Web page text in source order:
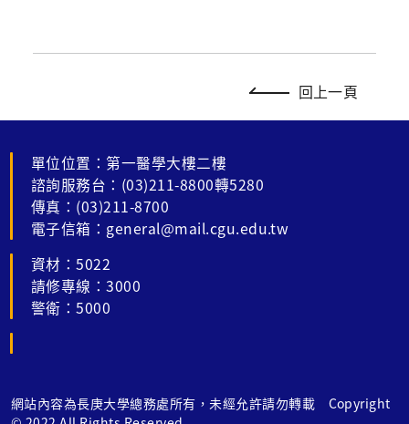
回上一頁
單位位置：第一醫學大樓二樓
諮詢服務台：(03)211-8800轉5280
傳真：(03)211-8700
電子信箱：general@mail.cgu.edu.tw
資材：5022
請修專線：3000
警衛：5000
網站內容為長庚大學總務處所有，未經允許請勿轉載 Copyright